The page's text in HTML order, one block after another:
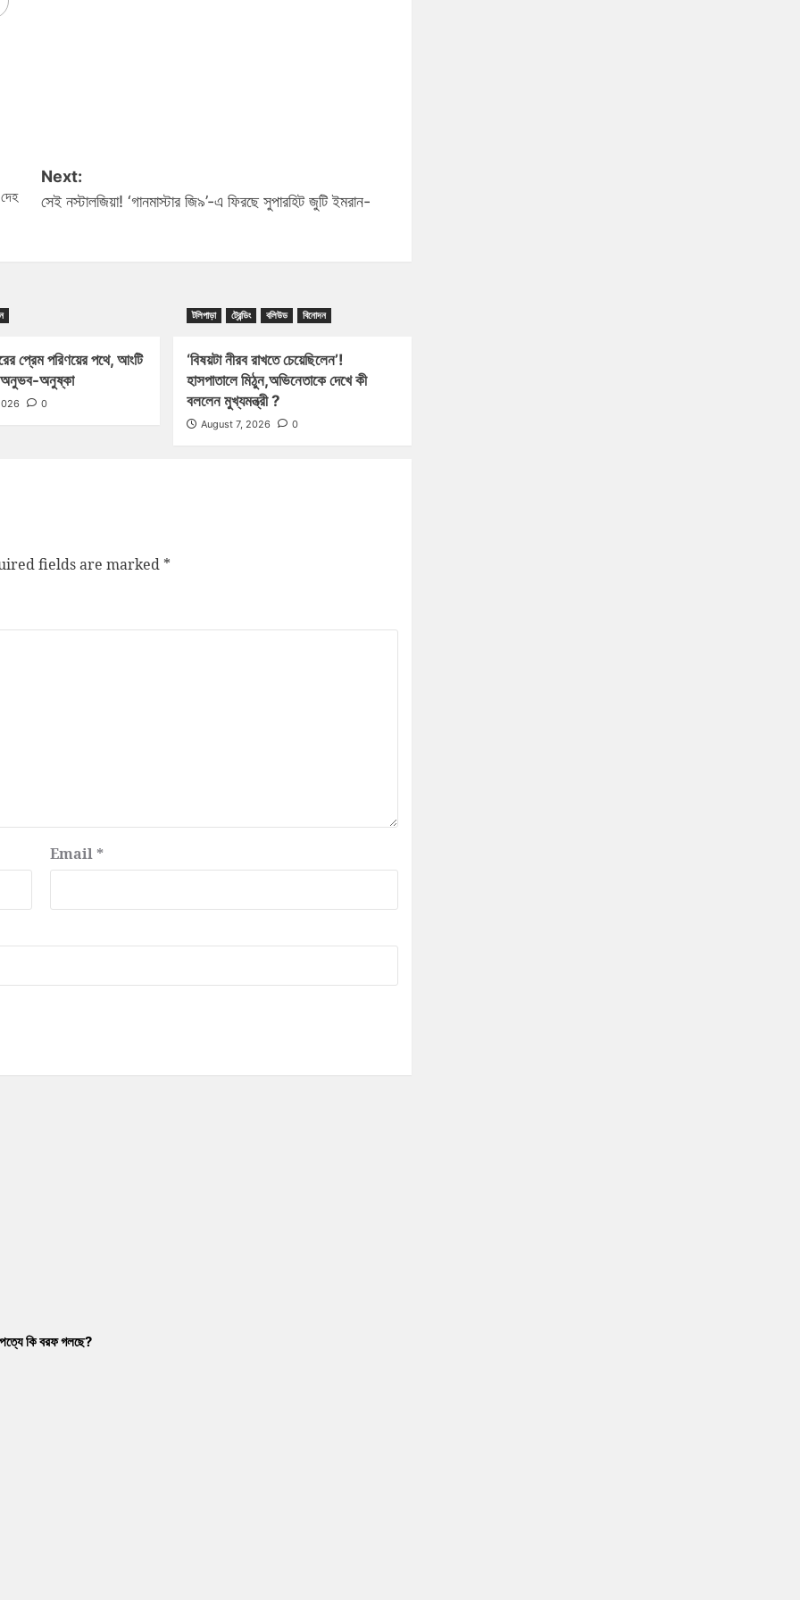
Next:
সেই নস্টালজিয়া! ‘গানমাস্টার জি৯’-এ ফিরছে সুপারহিট জুটি ইমরান-
প্রেম পরিণয়ের পথে, আংটি
অনুভব-অনুষ্কা
0
টলিপাড়া ট্রেন্ডিং বলিউড বিনোদন
‘বিষয়টা নীরব রাখতে চেয়েছিলেন’!
হাসপাতালে মিঠুন,অভিনেতাকে দেখে কী
বললেন মুখ্যমন্ত্রী ?
August 7, 2026 0
fields are marked *
Email *
কি বরফ গলছে?